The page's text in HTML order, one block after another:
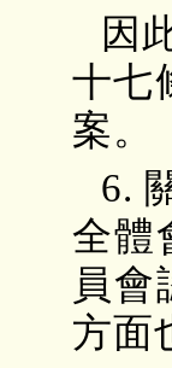
因
十七
案。
6.
全體
員
方面